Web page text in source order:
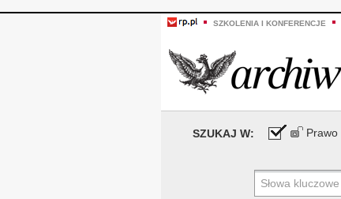
SZKOLENIA I KONFERENCJE
SZUKAJ W: Prawo